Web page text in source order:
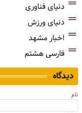
دنیای فناوری
دنیای ورزش
اخبار مشهد
فارسی هشتم
دیدگاه
نام